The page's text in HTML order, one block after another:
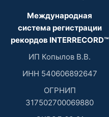
Международная
система регистрации
рекордов INTERRECORD™
ИП Копылов В.В.
ИНН 540606892647
ОГРНИП
317502700069880